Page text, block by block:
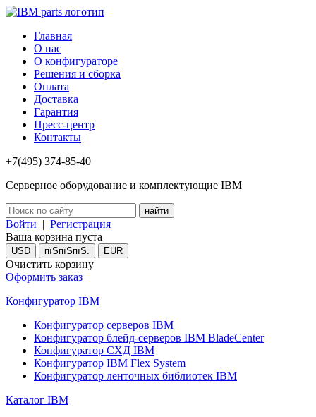
Главная
О нас
О конфигураторе
Решения и сборка
Оплата
Доставка
Гарантия
Пресс-центр
Контакты
+7(495) 374-85-40
Серверное оборудование и комплектующие IBM
Войти | Регистрация
Ваша корзина пуста
USD пїЅпїЅпїЅ. EUR
Очистить корзину
Оформить заказ
Конфигуратор IBM
Конфигуратор серверов IBM
Конфигуратор блейд-серверов IBM BladeCenter
Конфигуратор СХД IBM
Конфигуратор IBM Flex System
Конфигуратор ленточных библиотек IBM
Каталог IBM